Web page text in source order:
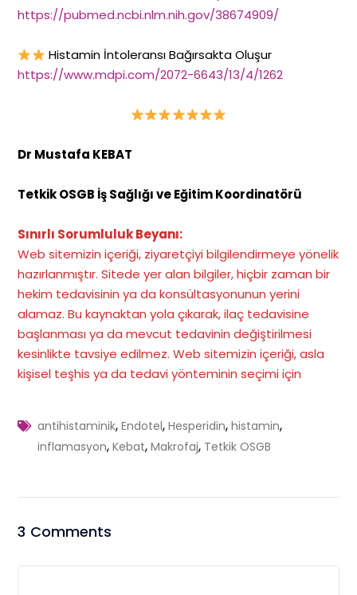
https://pubmed.ncbi.nlm.nih.gov/38674909/
Histamin İntoleransı Bağırsakta Oluşur
https://www.mdpi.com/2072-6643/13/4/1262
Dr Mustafa KEBAT
Tetkik OSGB İş Sağlığı ve Eğitim Koordinatörü
Sınırlı Sorumluluk Beyanı:
Web sitemizin içeriği, ziyaretçiyi bilgilendirmeye yönelik
hazırlanmıştır. Sitede yer alan bilgiler, hiçbir zaman bir
hekim tedavisinin ya da konsültasyonunun yerini
alamaz. Bu kaynaktan yola çıkarak, ilaç tedavisine
başlanması ya da mevcut tedavinin değiştirilmesi
kesinlikte tavsiye edilmez. Web sitemizin içeriği, asla
kişisel teşhis ya da tedavi yönteminin seçimi için
antihistaminik,Endotel,Hesperidin,histamin,
inflamasyon,Kebat,Makrofaj, Tetkik OSGB
3 Comments